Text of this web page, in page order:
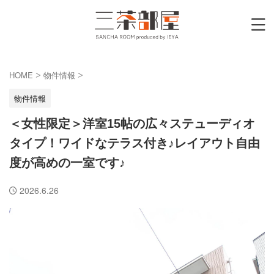
HOME > 物件情報 >
物件情報
＜女性限定＞洋室15帖の広々ステューディオ
タイプ！ワイドなテラス付き♪レイアウト自由
度が高めの一室です♪
2026.6.26